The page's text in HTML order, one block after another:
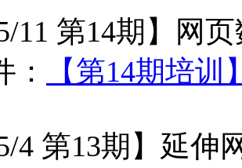
11 第14期】
网
【第14期培
4 第13期】 延伸